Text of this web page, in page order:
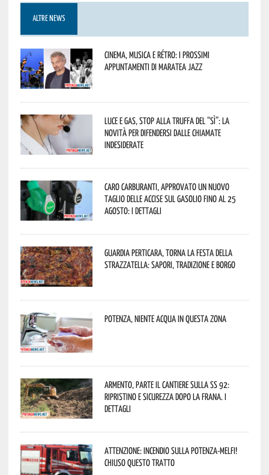
ALTRE NEWS
Cinema, musica e rétro: i prossimi
appuntamenti di Maratea Jazz
Luce e gas, stop alla truffa del “Sì”: la
novità per difendersi dalle chiamate
indesiderate
Caro carburanti, approvato un nuovo
taglio delle accise sul gasolio fino al 25
agosto: i dettagli
Guardia Perticara, torna la Festa della
Strazzatella: sapori, tradizione e borgo
Potenza, niente acqua in questa zona
Armento, parte il cantiere sulla SS 92:
ripristino e sicurezza dopo la frana. I
dettagli
Attenzione: incendio sulla Potenza-Melfi!
Chiuso questo tratto